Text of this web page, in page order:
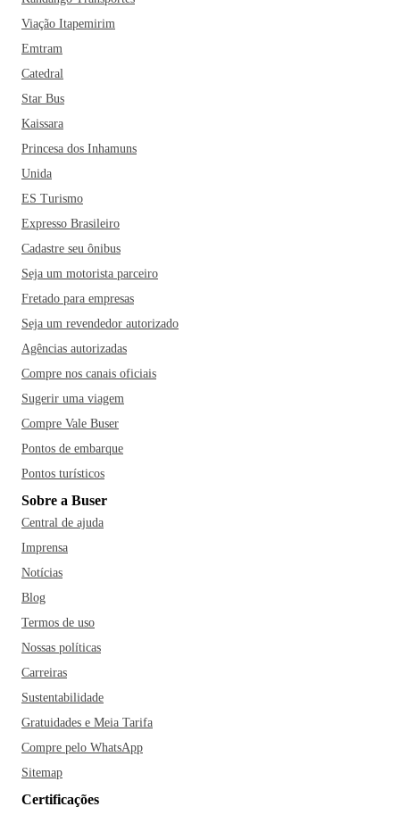
Se você está planejando passar as suas próximas férias em
Itajaí não pode deixar de conhecer também a Praia da
Atalaia, o Porto de Itajaí, o Parque Aquático Zacarias e o
Bistrô Dal Molin, o O2 Life Restaurant e o Miguelito
Mexicano. Ah, se puder escolher, a melhor época para
visitar a cidade é durante o mês de outubro. Época em que é
realizada a famosa Marejada, festa portuguesa e do pescado
e principal festa municipal de Itajaí!
Viação Itapemirim
Emtram
Catedral
Star Bus
Kaissara
Princesa dos Inhamuns
Unida
ES Turismo
Expresso Brasileiro
Cadastre seu ônibus
Seja um motorista parceiro
Fretado para empresas
Seja um revendedor autorizado
Agências autorizadas
Compre nos canais oficiais
Sugerir uma viagem
Compre Vale Buser
Pontos de embarque
Pontos turísticos
Sobre a Buser
Central de ajuda
Imprensa
Notícias
Blog
Termos de uso
Nossas políticas
Carreiras
Sustentabilidade
Gratuidades e Meia Tarifa
Compre pelo WhatsApp
Sitemap
Certificações